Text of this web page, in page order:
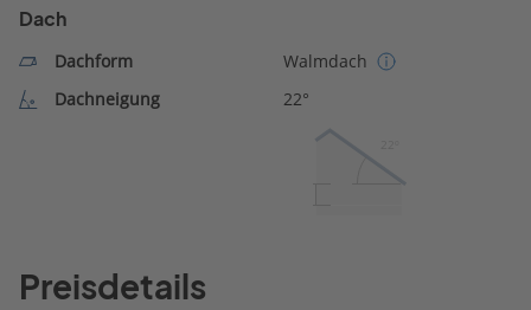
Dach
Dachform
Walmdach
Dachneigung
22°
Preisdetails